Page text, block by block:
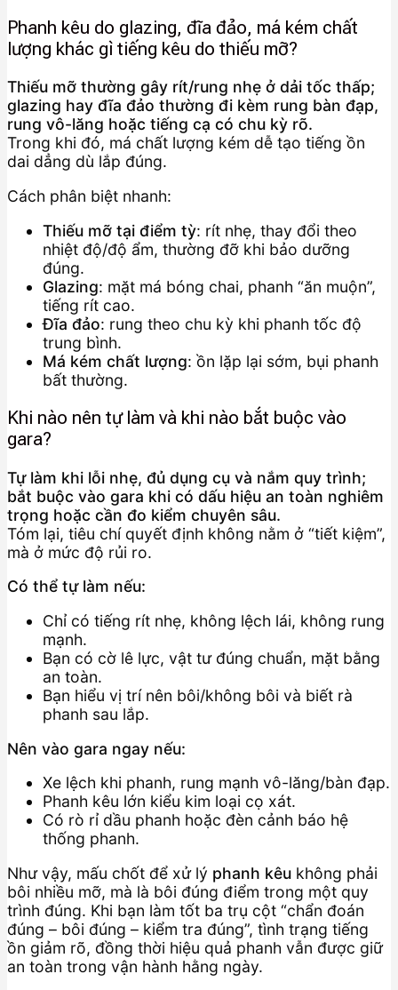
Phanh kêu do glazing, đĩa đảo, má kém chất
lượng khác gì tiếng kêu do thiếu mỡ?
Thiếu mỡ thường gây rít/rung nhẹ ở dải tốc thấp;
glazing hay đĩa đảo thường đi kèm rung bàn đạp,
rung vô-lăng hoặc tiếng cạ có chu kỳ rõ.
Trong khi đó, má chất lượng kém dễ tạo tiếng ồn
dai dẳng dù lắp đúng.
Cách phân biệt nhanh:
Thiếu mỡ tại điểm tỳ: rít nhẹ, thay đổi theo
nhiệt độ/độ ẩm, thường đỡ khi bảo dưỡng
đúng.
Glazing: mặt má bóng chai, phanh “ăn muộn”,
tiếng rít cao.
Đĩa đảo: rung theo chu kỳ khi phanh tốc độ
trung bình.
Má kém chất lượng: ồn lặp lại sớm, bụi phanh
bất thường.
Khi nào nên tự làm và khi nào bắt buộc vào
gara?
Tự làm khi lỗi nhẹ, đủ dụng cụ và nắm quy trình;
bắt buộc vào gara khi có dấu hiệu an toàn nghiêm
trọng hoặc cần đo kiểm chuyên sâu.
Tóm lại, tiêu chí quyết định không nằm ở “tiết kiệm”,
mà ở mức độ rủi ro.
Có thể tự làm nếu:
Chỉ có tiếng rít nhẹ, không lệch lái, không rung
mạnh.
Bạn có cờ lê lực, vật tư đúng chuẩn, mặt bằng
an toàn.
Bạn hiểu vị trí nên bôi/không bôi và biết rà
phanh sau lắp.
Nên vào gara ngay nếu:
Xe lệch khi phanh, rung mạnh vô-lăng/bàn đạp.
Phanh kêu lớn kiểu kim loại cọ xát.
Có rò rỉ dầu phanh hoặc đèn cảnh báo hệ
thống phanh.
Như vậy, mấu chốt để xử lý phanh kêu không phải
bôi nhiều mỡ, mà là bôi đúng điểm trong một quy
trình đúng. Khi bạn làm tốt ba trụ cột “chẩn đoán
đúng – bôi đúng – kiểm tra đúng”, tình trạng tiếng
ồn giảm rõ, đồng thời hiệu quả phanh vẫn được giữ
an toàn trong vận hành hằng ngày.